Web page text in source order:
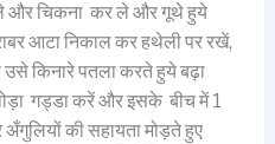
और चिकना कर ले और गूथे हुये
आटा निकाल कर हथेली पर रखें,
किनारे पतला करते हुये बढ़ा
गड्डा करें और इसके बीच में 1
की सहायता मोड़ते हुए